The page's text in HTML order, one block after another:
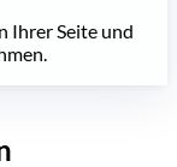
Ihrer Seite und